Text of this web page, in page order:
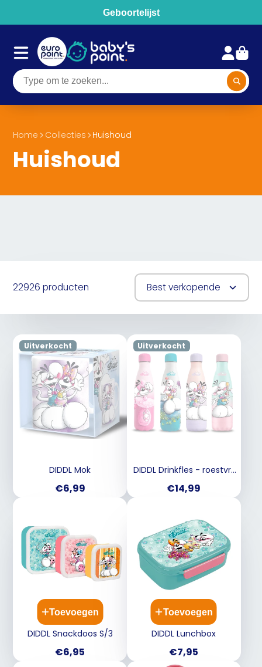
Geboortelijst
Home Collecties Huishoud
Huishoud
22926 producten Best verkopende
Uitverkocht
DIDDL Mok
Prijs
€6,99
Uitverkocht
DIDDL Drinkfles - roestvrij
Prijs
€14,99
Toevoegen
DIDDL Snackdoos S/3
Prijs
€6,95
Toevoegen
DIDDL Lunchbox
Prijs
€7,95